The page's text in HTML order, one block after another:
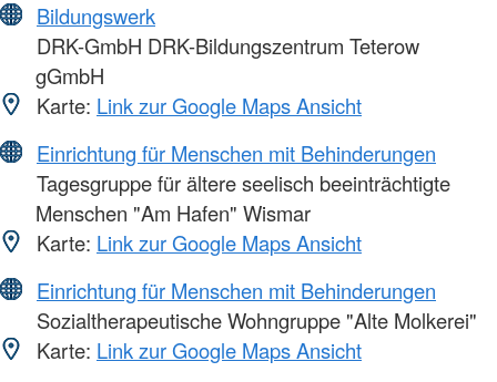
Bildungswerk
DRK-GmbH DRK-Bildungszentrum Teterow
gGmbH
Karte: Link zur Google Maps Ansicht
Einrichtung für Menschen mit Behinderungen
Tagesgruppe für ältere seelisch beeinträchtigte
Menschen "Am Hafen" Wismar
Karte: Link zur Google Maps Ansicht
Einrichtung für Menschen mit Behinderungen
Sozialtherapeutische Wohngruppe "Alte Molkerei"
Karte: Link zur Google Maps Ansicht